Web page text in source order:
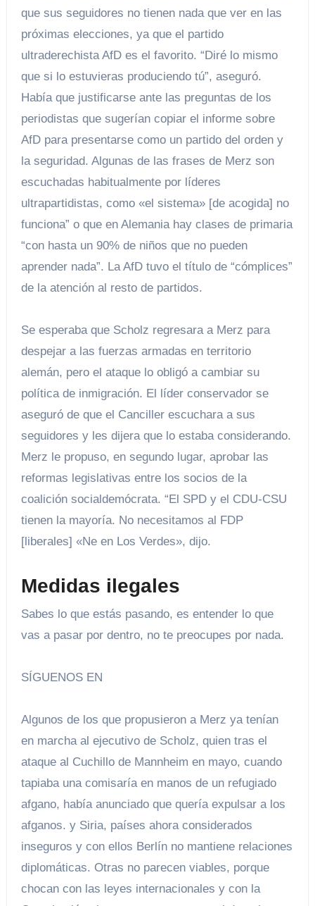
que sus seguidores no tienen nada que ver en las
próximas elecciones, ya que el partido
ultraderechista AfD es el favorito. “Diré lo mismo
que si lo estuvieras produciendo tú”, aseguró.
Había que justificarse ante las preguntas de los
periodistas que sugerían copiar el informe sobre
AfD para presentarse como un partido del orden y
la seguridad. Algunas de las frases de Merz son
escuchadas habitualmente por líderes
ultrapartidistas, como «el sistema» [de acogida] no
funciona” o que en Alemania hay clases de primaria
“con hasta un 90% de niños que no pueden
aprender nada”. La AfD tuvo el título de “cómplices”
de la atención al resto de partidos.
Se esperaba que Scholz regresara a Merz para
despejar a las fuerzas armadas en territorio
alemán, pero el ataque lo obligó a cambiar su
política de inmigración. El líder conservador se
aseguró de que el Canciller escuchara a sus
seguidores y les dijera que lo estaba considerando.
Merz le propuso, en segundo lugar, aprobar las
reformas legislativas entre los socios de la
coalición socialdemócrata. “El SPD y el CDU-CSU
tienen la mayoría. No necesitamos al FDP
[liberales] «Ne en Los Verdes», dijo.
Medidas ilegales
Sabes lo que estás pasando, es entender lo que
vas a pasar por dentro, no te preocupes por nada.
SÍGUENOS EN
Algunos de los que propusieron a Merz ya tenían
en marcha al ejecutivo de Scholz, quien tras el
ataque al Cuchillo de Mannheim en mayo, cuando
tapiaba una comisaría en manos de un refugiado
afgano, había anunciado que quería expulsar a los
afganos. y Siria, países ahora considerados
inseguros y con ellos Berlín no mantiene relaciones
diplomáticas. Otras no parecen viables, porque
chocan con las leyes internacionales y con la